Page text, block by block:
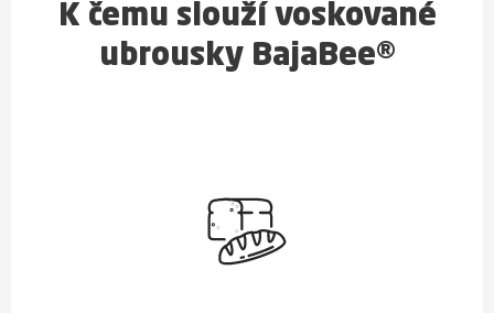
K čemu slouží voskované
ubrousky BajaBee®